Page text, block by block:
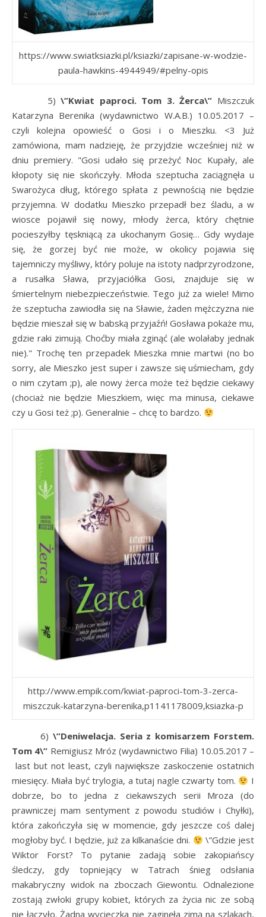
https://www.swiatksiazki.pl/ksiazki/zapisane-w-wodzie-
paula-hawkins-4944949/#pelny-opis
5)\”Kwiat paproci. Tom 3. Żerca\” Miszczuk
Katarzyna Berenika (wydawnictwo W.A.B.) 10.05.2017 –
czyli kolejna opowieść o Gosi i o Mieszku. <3 Już
zamówiona, mam nadzieję, że przyjdzie wcześniej niż w
dniu premiery. "Gosi udało się przeżyć Noc Kupały, ale
kłopoty się nie skończyły. Młoda szeptucha zaciągnęła u
Swarożyca dług, którego spłata z pewnością nie będzie
przyjemna. W dodatku Mieszko przepadł bez śladu, a w
wiosce pojawił się nowy, młody żerca, który chętnie
pocieszyłby tęskniącą za ukochanym Gosię… Gdy wydaje
się, że gorzej być nie może, w okolicy pojawia się
tajemniczy myśliwy, który poluje na istoty nadprzyrodzone,
a rusałka Sława, przyjaciółka Gosi, znajduje się w
śmiertelnym niebezpieczeństwie. Tego już za wiele! Mimo
że szeptucha zawiodła się na Sławie, żaden mężczyzna nie
będzie mieszał się w babską przyjaźń! Gosława pokaże mu,
gdzie raki zimują. Choćby miała zginąć (ale wolałaby jednak
nie)." Trochę ten przepadek Mieszka mnie martwi (no bo
sorry, ale Mieszko jest super i zawsze się uśmiecham, gdy
o nim czytam ;p), ale nowy żerca może też będzie ciekawy
(chociaż nie będzie Mieszkiem, więc ma minusa, ciekawe
czy u Gosi też ;p). Generalnie – chcę to bardzo.
http://www.empik.com/kwiat-paproci-tom-3-zerca-
miszczuk-katarzyna-berenika,p1141178009,ksiazka-p
6) \”Deniwelacja. Seria z komisarzem Forstem.
Tom 4\” Remigiusz Mróz (wydawnictwo Filia) 10.05.2017 –
last but not least, czyli największe zaskoczenie ostatnich
miesięcy. Miała być trylogia, a tutaj nagle czwarty tom.
I
dobrze, bo to jedna z ciekawszych serii Mroza (do
prawniczej mam sentyment z powodu studiów i Chyłki),
która zakończyła się w momencie, gdy jeszcze coś dalej
mogłoby być. I będzie, już za kilkanaście dni.
\”Gdzie jest
Wiktor Forst? To pytanie zadają sobie zakopiańscy
śledczy, gdy topniejący w Tatrach śnieg odsłania
makabryczny widok na zboczach Giewontu. Odnalezione
zostają zwłoki grupy kobiet, których za życia nic ze sobą
nie łączyło. Żadna wycieczka nie zaginęła zimą na szlakach,